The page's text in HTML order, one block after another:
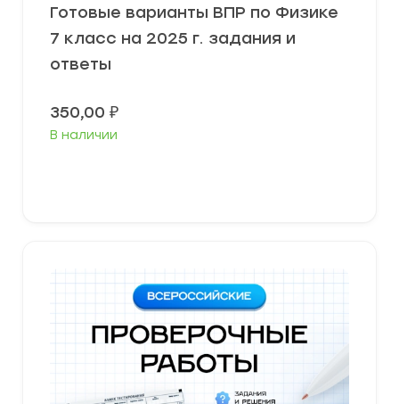
Готовые варианты ВПР по Физике
7 класс на 2025 г. задания и
ответы
350,00 ₽
В наличии